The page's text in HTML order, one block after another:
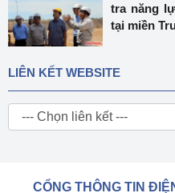
tra năng
tại miền
LIÊN KẾT WEBSITE
CỔNG THÔNG TIN